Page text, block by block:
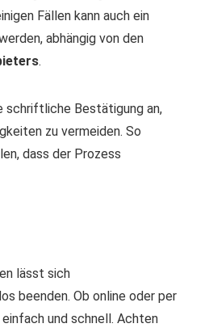
Fällen kann auch ein
abhängig von den
.
schriftliche Bestätigung an,
zu vermeiden. So
dass der Prozess
lässt sich
beenden. Ob online oder per
und schnell. Achten